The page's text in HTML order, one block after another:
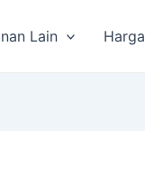
Lain Harga